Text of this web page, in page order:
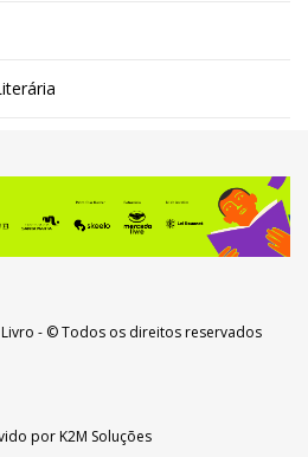
- © Todos os direitos reservados
porK2M Soluções